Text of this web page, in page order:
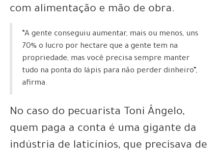
com alimentação e mão de obra.
“A gente conseguiu aumentar, mais ou menos, uns
70% o lucro por hectare que a gente tem na
propriedade, mas você precisa sempre manter
tudo na ponta do lápis para não perder dinheiro”,
afirma.
No caso do pecuarista Toni Ângelo,
quem paga a conta é uma gigante da
indústria de laticínios, que precisava de